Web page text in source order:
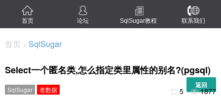
首页 论坛 SqlSugar教程 联系我们
首页 > SqlSugar
Select一个匿名类,怎么指定类里属性的别名?(pgsql)
返回
SqlSugar 老数据  5 1877